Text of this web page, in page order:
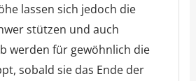
lassen sich jedoch die
stützen und auch
werden für gewöhnlich die
sobald sie das Ende der